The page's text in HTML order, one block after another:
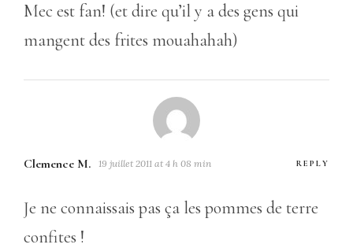
Mec est fan! (et dire qu’il y a des gens qui
mangent des frites mouahahah)
Clemence M. 19 juillet 2011 at 4 h 08 min REPLY
Je ne connaissais pas ça les pommes de terre
confites !